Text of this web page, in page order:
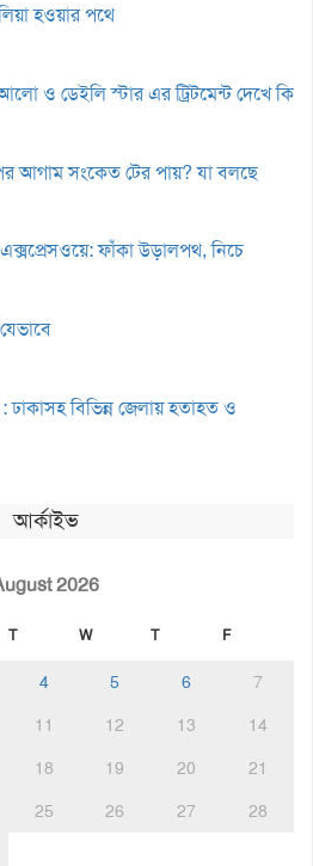
হওয়ার পথে
ও ডেইলি স্টার এর ট্রিটমেন্ট দেখে কি
আগাম সংকেত টের পায়? যা বলছে
এক্সপ্রেসওয়ে: ফাঁকা উড়ালপথ, নিচে
ঢাকাসহ বিভিন্ন জেলায় হতাহত ও
আর্কাইভ
2026
T W T F
4 5 6
7
11 12 13
14
18 19 20
21
25 26 27
28